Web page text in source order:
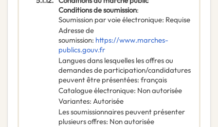
Conditions de soumission:
Soumission par voie électronique: Requise
Adresse de
soumission: https://www.marches-
publics.gouv.fr
Langues dans lesquelles les offres ou
demandes de participation/candidatures
peuvent être présentées: français
Catalogue électronique: Non autorisée
Variantes: Autorisée
Les soumissionnaires peuvent présenter
plusieurs offres: Non autorisée